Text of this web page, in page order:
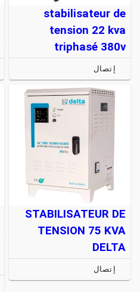
stabilisateur de
tension 22 kva
triphasé 380v
إتصال
STABILISATEUR DE
TENSION 75 KVA
DELTA
إتصال